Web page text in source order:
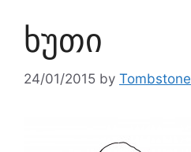
ხუთი
24/01/2015 by Tombstone